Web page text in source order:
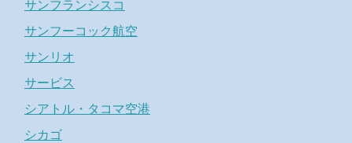
サンフランシスコ
サンフーコック航空
サンリオ
サービス
シアトル・タコマ空港
シカゴ